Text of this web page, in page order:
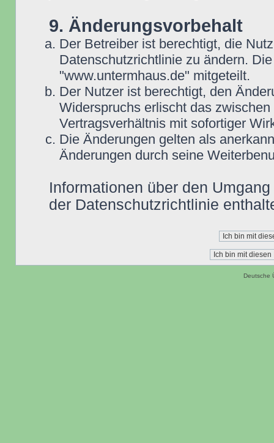
9. Änderungsvorbehalt
Der Betreiber ist berechtigt, die
Datenschutzrichtlinie zu ändern.
"www.untermhaus.de" mitgeteilt.
Der Nutzer ist berechtigt, den
Widerspruchs erlischt das
Vertragsverhältnis mit sofortiger
Die Änderungen gelten als
Änderungen durch seine
Informationen über den
der Datenschutzrichtlinie
Deutsche